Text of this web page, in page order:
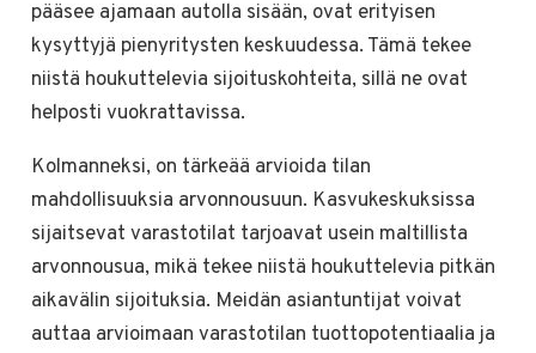
pääsee ajamaan autolla sisään, ovat erityisen
kysyttyjä pienyritysten keskuudessa. Tämä tekee
niistä houkuttelevia sijoituskohteita, sillä ne ovat
helposti vuokrattavissa.
Kolmanneksi, on tärkeää arvioida tilan
mahdollisuuksia arvonnousuun. Kasvukeskuksissa
sijaitsevat varastotilat tarjoavat usein maltillista
arvonnousua, mikä tekee niistä houkuttelevia pitkän
aikavälin sijoituksia. Meidän asiantuntijat voivat
auttaa arvioimaan varastotilan tuottopotentiaalia ja